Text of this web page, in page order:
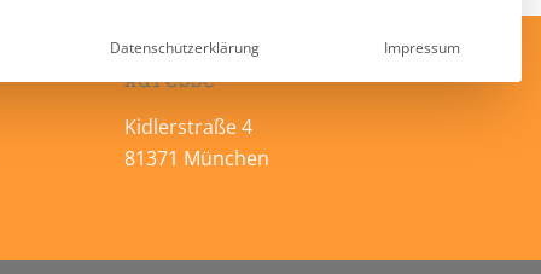
Adresse
Kidlerstraße 4
81371 München
Datenschutzerklärung Impressum